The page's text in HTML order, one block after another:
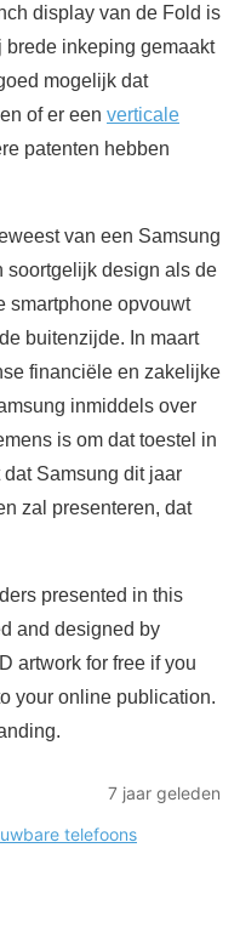
display van de Fold is
inkeping gemaakt
mogelijk dat
of er een verticale
patenten hebben
van een Samsung
soortgelijk design als de
smartphone opvouwt
buitenzijde. In maart
financiële en zakelijke
inmiddels over
is om dat toestel in
Samsung dit jaar
zal presenteren, dat
presented in this
and designed by
artwork for free if you
your online publication.
7 jaar geleden
telefoons